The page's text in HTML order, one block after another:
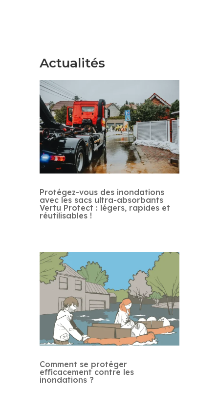
Actualités
Protégez-vous des inondations
avec les sacs ultra-absorbants
Vertu Protect : légers, rapides et
réutilisables !
Comment se protéger
efficacement contre les
inondations ?